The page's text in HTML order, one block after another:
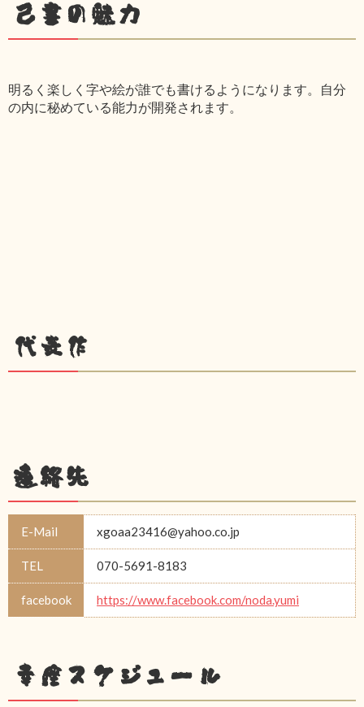
己書の魅力
明るく楽しく字や絵が誰でも書けるようになります。自分
の内に秘めている能力が開発されます。
代表作
連絡先
E-Mail xgoaa23416@yahoo.co.jp
TEL 070-5691-8183
facebook https://www.facebook.com/noda.yumi
幸座スケジュール